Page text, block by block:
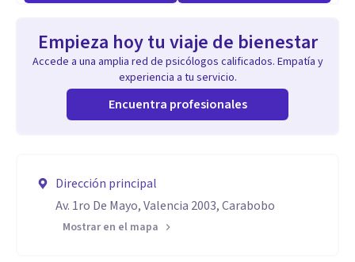
Empieza hoy tu viaje de bienestar
Accede a una amplia red de psicólogos calificados. Empatía y
experiencia a tu servicio.
Encuentra profesionales
Dirección principal
Av. 1ro De Mayo, Valencia 2003, Carabobo
Mostrar en el mapa